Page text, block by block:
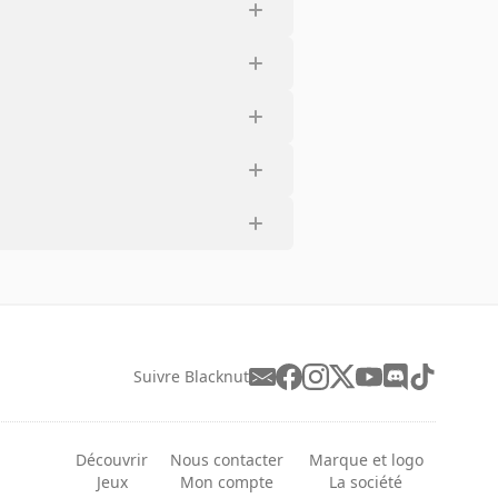
Suivre Blacknut
Découvrir
Jeux
Nous contacter
Mon compte
Marque et logo
La société